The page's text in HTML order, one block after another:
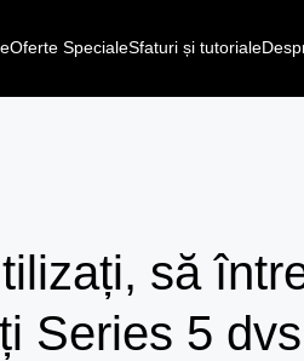
Oferte SpecialeSfaturi și tutoriale
să
Series 5